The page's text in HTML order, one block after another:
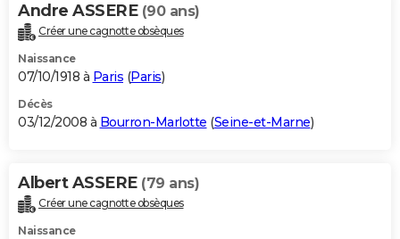
Andre ASSERE (90 ans)
Créer une cagnotte obsèques
Naissance
07/10/1918 à Paris (Paris)
Décès
03/12/2008 à Bourron-Marlotte (Seine-et-Marne)
Albert ASSERE (79 ans)
Créer une cagnotte obsèques
Naissance